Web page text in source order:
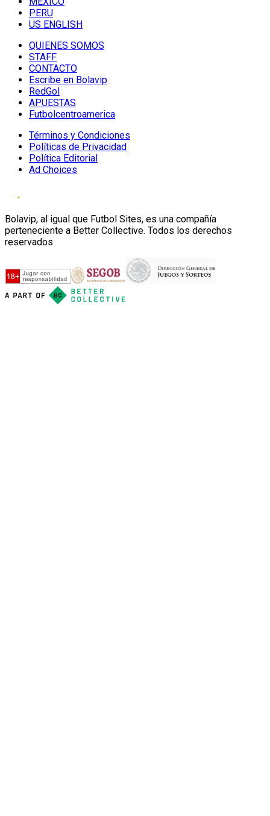
PERU
US ENGLISH
QUIENES SOMOS
STAFF
CONTACTO
Escribe en Bolavip
RedGol
APUESTAS
Futbolcentroamerica
Términos y Condiciones
Políticas de Privacidad
Política Editorial
Ad Choices
Bolavip, al igual que Futbol Sites, es una compañía
perteneciente a Better Collective. Todos los derechos
reservados